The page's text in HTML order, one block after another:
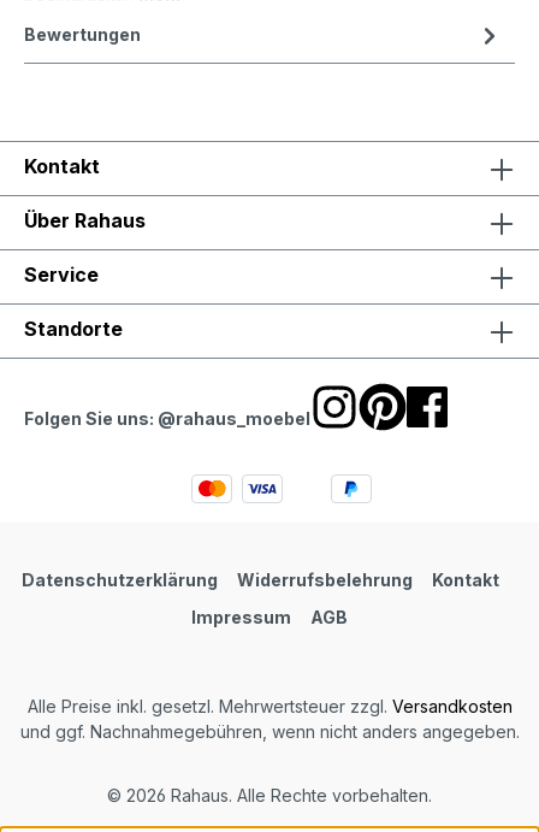
Bewertungen
Kontakt
Über Rahaus
Service
Standorte
Folgen Sie uns: @rahaus_moebel
Datenschutzerklärung Widerrufsbelehrung
Kontakt
Impressum
AGB
Alle Preise inkl. gesetzl. Mehrwertsteuer zzgl. Versandkosten
und ggf. Nachnahmegebühren, wenn nicht anders angegeben.
© 2026 Rahaus. Alle Rechte vorbehalten.